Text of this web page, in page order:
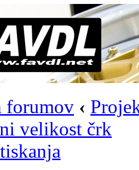
forumov ‹
velikost črk